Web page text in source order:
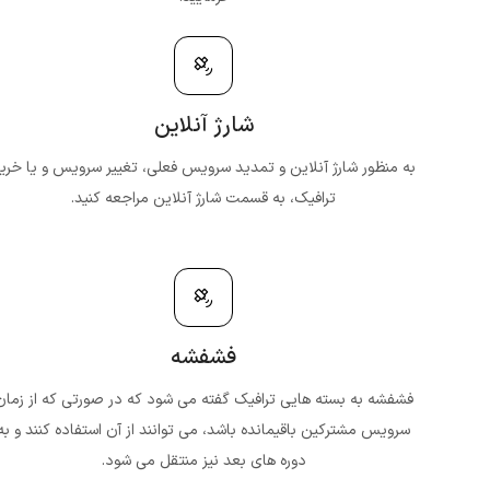
شارژ آنلاین
به منظور شارژ آنلاین و تمدید سرویس فعلی، تغییر سرویس و یا
ترافیک، به قسمت شارژ آنلاین مراجعه کنید.
فشفشه
فشفشه به بسته هایی ترافیک گفته می شود که در صورتی که از
سرویس مشترکین باقیمانده باشد، می توانند از آن استفاده کنند و
دوره های بعد نیز منتقل می شود.